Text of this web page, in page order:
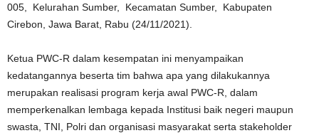
005, Kelurahan Sumber, Kecamatan Sumber, Kabupaten
Cirebon, Jawa Barat, Rabu (24/11/2021).
Ketua PWC-R dalam kesempatan ini menyampaikan
kedatangannya beserta tim bahwa apa yang dilakukannya
merupakan realisasi program kerja awal PWC-R, dalam
memperkenalkan lembaga kepada Institusi baik negeri maupun
swasta, TNI, Polri dan organisasi masyarakat serta stakeholder